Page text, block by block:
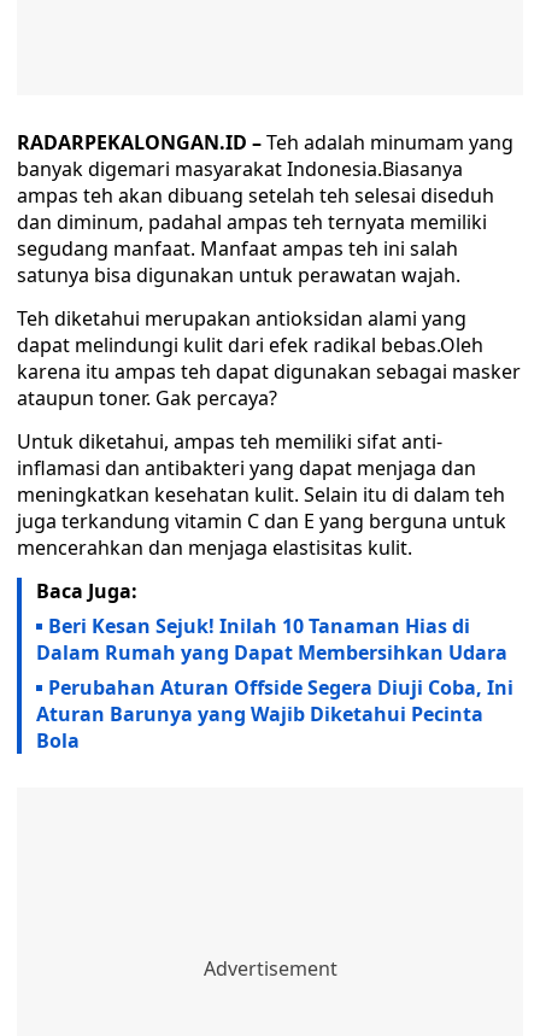
RADARPEKALONGAN.ID –Teh adalah minumam yang
banyak digemari masyarakat Indonesia.Biasanya
ampas teh akan dibuang setelah teh selesai diseduh
dan diminum, padahal ampas teh ternyata memiliki
segudang manfaat. Manfaat ampas teh ini salah
satunya bisa digunakan untuk perawatan wajah.
Teh diketahui merupakan antioksidan alami yang
dapat melindungi kulit dari efek radikal bebas.Oleh
karena itu ampas teh dapat digunakan sebagai masker
ataupun toner. Gak percaya?
Untuk diketahui, ampas teh memiliki sifat anti-
inflamasi dan antibakteri yang dapat menjaga dan
meningkatkan kesehatan kulit. Selain itu di dalam teh
juga terkandung vitamin C dan E yang berguna untuk
mencerahkan dan menjaga elastisitas kulit.
Baca Juga:
Beri Kesan Sejuk! Inilah 10 Tanaman Hias di
Dalam Rumah yang Dapat Membersihkan Udara
Perubahan Aturan Offside Segera Diuji Coba, Ini
Aturan Barunya yang Wajib Diketahui Pecinta
Bola